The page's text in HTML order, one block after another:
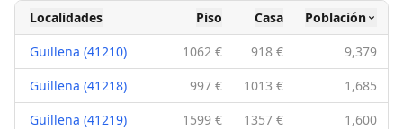
Localidades Piso Casa
Población
Guillena (41210)
1062 € 918 €
9,379
Guillena (41218)
997 € 1013 €
1,685
Guillena (41219)
1599 € 1357 € 1,600